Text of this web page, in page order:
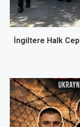
İngiltere Halk